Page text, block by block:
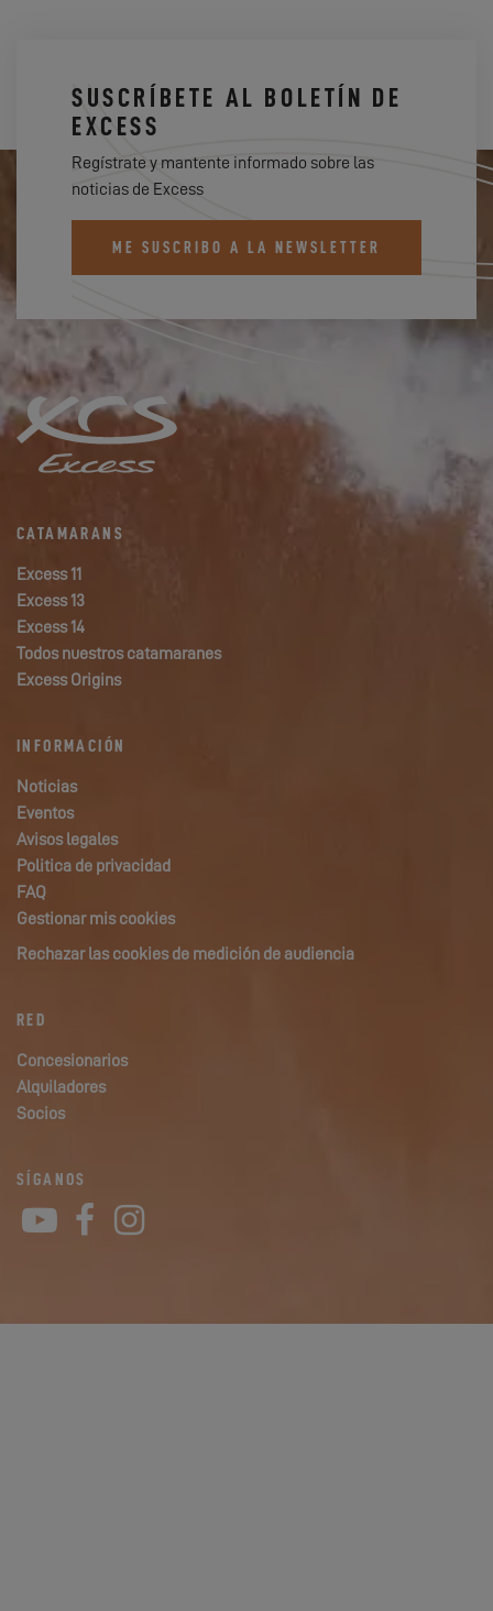
SUSCRÍBETE AL BOLETÍN DE
EXCESS
Regístrate y mantente informado sobre las
noticias de Excess
ME SUSCRIBO A LA NEWSLETTER
CATAMARANS
Excess 11
Excess 13
Excess 14
Todos nuestros catamaranes
Excess Origins
INFORMACIÓN
Noticias
Eventos
Avisos legales
Politica de privacidad
FAQ
Gestionar mis cookies
Rechazar las cookies de medición de audiencia
RED
Concesionarios
Alquiladores
Socios
SÍGANOS
YouTube
Facebook
Instagram